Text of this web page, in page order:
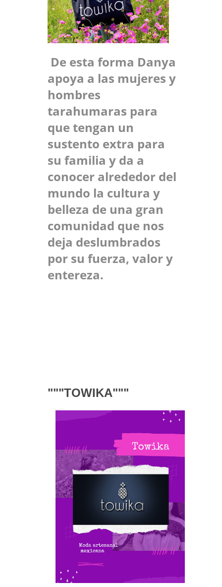
De esta forma Danya
apoya a las mujeres y
hombres
tarahumaras para
que tengan un
sustento extra para
su familia y da a
conocer alrededor del
mundo la cultura y
belleza de una gran
comunidad que nos
deja deslumbrados
por su fuerza, valor y
entereza.
"""TOWIKA"""